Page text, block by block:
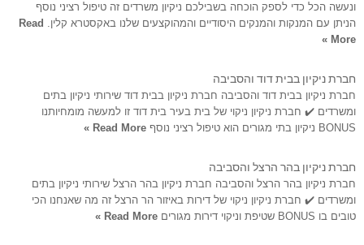
ונעשה הכל כדי לספק הוכחה בשבילכם ניקיון משרדים זה טיפול רציני נוסף
הניתן עם המנקות והמנקים היסודיים והמהוקצעים שלנו באקסטרא קלין. Read
More »
חברת ניקיון בבית דוד והסביבה
חברת ניקיון בבית דוד והסביבה חברת ניקיון בבית דוד שירותי ניקיון בתים
ומשרדים ✔️ חברת ניקיון ניקוי של בית בעיר בית דוד זו למעשה מומחיותנו
BONUS ניקיון בתי מגורים הוא טיפול רציני נוסף
Read More »
חברת ניקיון בהר הרצל והסביבה
חברת ניקיון בהר הרצל והסביבה חברת ניקיון בהר הרצל שירותי ניקיון בתים
ומשרדים ✔️ חברת ניקיון ניקוי של דירות באיזור הר הרצל זה מה שאנחנו הכי
טובים בו BONUS שטיפת וניקוי דירות מגורים
Read More »